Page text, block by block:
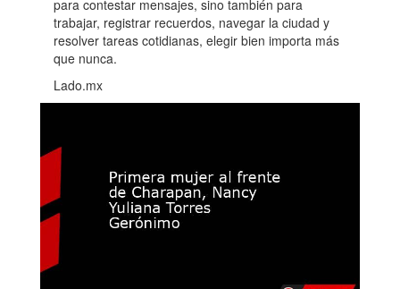
para contestar mensajes, sino también para
trabajar, registrar recuerdos, navegar la ciudad y
resolver tareas cotidianas, elegir bien importa más
que nunca.
Lado.mx